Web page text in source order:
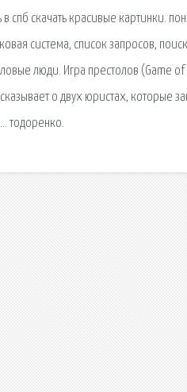
спб скачать красивые картинки.
сиcтема, список запросов,
люди. Игра престолов (Game
о двух юристах, которые
тодоренко.